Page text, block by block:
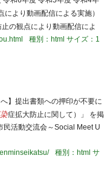
により動画配信による実施）
の観点により動画配信によ
種別：html サイズ：1
】提出書類への押印が不要に
症拡大防止に関して）」 を掲
民活動交流会～Social Meet U
種別：html サ